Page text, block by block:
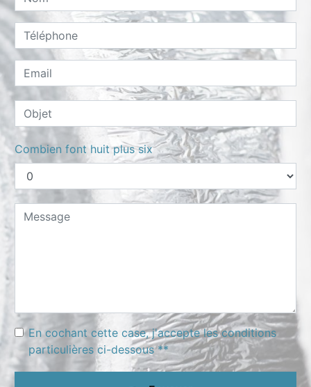
Combien font huit plus six
En cochant cette case, j'accepte les conditions
particulières ci-dessous **